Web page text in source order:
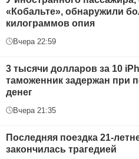
«Кобальте», обнаружили
килограммов опия
Вчера 22:59
3 тысячи долларов за 10
таможенник задержан при
денег
Вчера 21:35
Последняя поездка 21-
закончилась трагедией